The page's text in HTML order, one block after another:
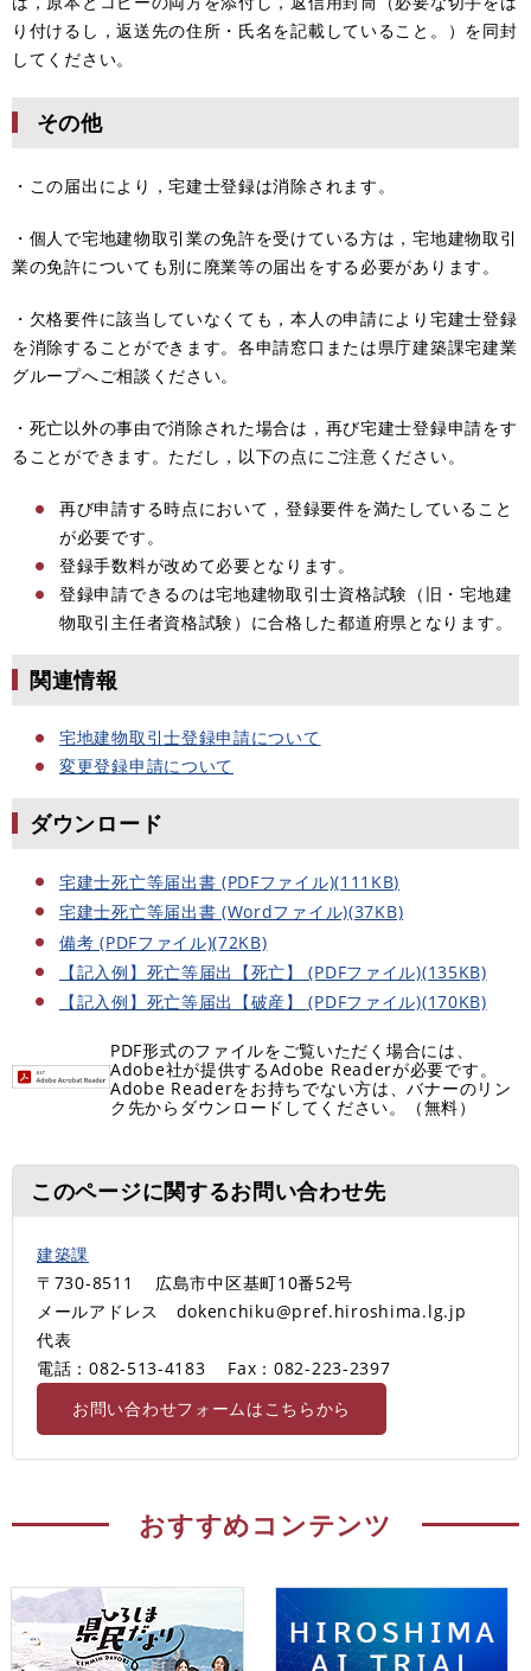
り付けるし，返送先の住所・氏名を記載していること。）を同封
してください。
その他
・この届出により，宅建士登録は消除されます。
・個人で宅地建物取引業の免許を受けている方は，宅地建物取引
業の免許についても別に廃業等の届出をする必要があります。
・欠格要件に該当していなくても，本人の申請により宅建士登録
を消除することができます。各申請窓口または県庁建築課宅建業
グループへご相談ください。
・死亡以外の事由で消除された場合は，再び宅建士登録申請をす
ることができます。ただし，以下の点にご注意ください。
再び申請する時点において，登録要件を満たしていること
が必要です。
登録手数料が改めて必要となります。
登録申請できるのは宅地建物取引士資格試験（旧・宅地建
物取引主任者資格試験）に合格した都道府県となります。
関連情報
宅地建物取引士登録申請について
変更登録申請について
ダウンロード
宅建士死亡等届出書 (PDFファイル)(111KB)
宅建士死亡等届出書 (Wordファイル)(37KB)
備考 (PDFファイル)(72KB)
【記入例】死亡等届出【死亡】 (PDFファイル)(135KB)
【記入例】死亡等届出【破産】 (PDFファイル)(170KB)
PDF形式のファイルをご覧いただく場合には、
Adobe社が提供するAdobe Readerが必要です。
Adobe Readerをお持ちでない方は、バナーのリン
ク先からダウンロードしてください。（無料）
このページに関するお問い合わせ先
建築課
〒730-8511
広島市中区基町10番52号
メールアドレス dokenchiku@pref.hiroshima.lg.jp
代表
電話：082-513-4183
Fax：082-223-2397
お問い合わせフォームはこちらから
おすすめコンテンツ